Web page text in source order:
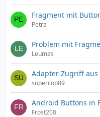
Fragment mit
Petra
Problem mit
Leumas
Adapter Zugriff aus
supercop89
Android Buttons in
Frost208